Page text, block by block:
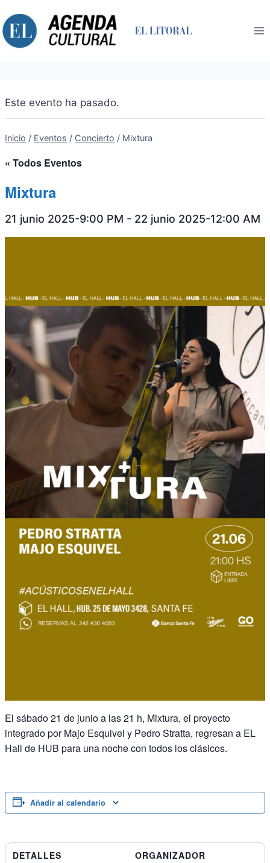
al
contenido
Este evento ha pasado.
Inicio / Eventos / Concierto / Mixtura
« Todos Eventos
Mixtura
21 junio 2025-9:00 PM - 22 junio 2025-12:00 AM
El sábado 21 de junio a las 21 h, Mixtura, el proyecto
integrado por Majo Esquivel y Pedro Stratta, regresan a EL
Hall de HUB para una noche con todos los clásicos.
Añadir al calendario
DETALLES
ORGANIZADOR